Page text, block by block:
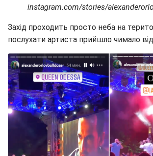
instagram.com/stories/
Захід проходить просто неба на
послухати артиста прийшло чимало